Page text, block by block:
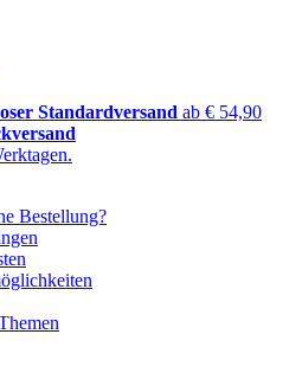
Standardversand ab € 54,90
Bestellung?